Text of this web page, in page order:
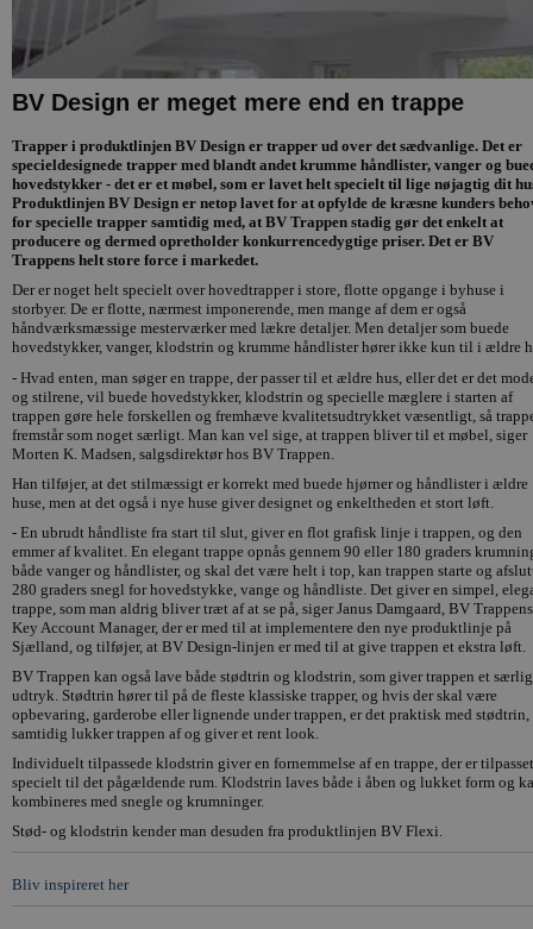
BV Design er meget mere end en trappe
Trapper i produktlinjen BV Design er trapper ud over det sædvanlige. Det er
specieldesignede trapper med blandt andet krumme håndlister, vanger og
hovedstykker - det er et møbel, som er lavet helt specielt til lige nøjagtig dit
Produktlinjen BV Design er netop lavet for at opfylde de kræsne kunders
for specielle trapper samtidig med, at BV Trappen stadig gør det enkelt at
producere og dermed opretholder konkurrencedygtige priser. Det er BV
Trappens helt store force i markedet.
Der er noget helt specielt over hovedtrapper i store, flotte opgange i byhuse i
storbyer. De er flotte, nærmest imponerende, men mange af dem er også
håndværksmæssige mesterværker med lækre detaljer. Men detaljer som buede
hovedstykker, vanger, klodstrin og krumme håndlister hører ikke kun til i ældre
- Hvad enten, man søger en trappe, der passer til et ældre hus, eller det er det
og stilrene, vil buede hovedstykker, klodstrin og specielle mæglere i starten af
trappen gøre hele forskellen og fremhæve kvalitetsudtrykket væsentligt, så
fremstår som noget særligt. Man kan vel sige, at trappen bliver til et møbel, siger
Morten K. Madsen, salgsdirektør hos BV Trappen.
Han tilføjer, at det stilmæssigt er korrekt med buede hjørner og håndlister i ældre
huse, men at det også i nye huse giver designet og enkeltheden et stort løft.
- En ubrudt håndliste fra start til slut, giver en flot grafisk linje i trappen, og den
emmer af kvalitet. En elegant trappe opnås gennem 90 eller 180 graders
både vanger og håndlister, og skal det være helt i top, kan trappen starte og
280 graders snegl for hovedstykke, vange og håndliste. Det giver en simpel,
trappe, som man aldrig bliver træt af at se på, siger Janus Damgaard, BV Trappens
Key Account Manager, der er med til at implementere den nye produktlinje på
Sjælland, og tilføjer, at BV Design-linjen er med til at give trappen et ekstra løft.
BV Trappen kan også lave både stødtrin og klodstrin, som giver trappen et
udtryk. Stødtrin hører til på de fleste klassiske trapper, og hvis der skal være
opbevaring, garderobe eller lignende under trappen, er det praktisk med stødtrin,
samtidig lukker trappen af og giver et rent look.
Individuelt tilpassede klodstrin giver en fornemmelse af en trappe, der er tilpasset
specielt til det pågældende rum. Klodstrin laves både i åben og lukket form og
kombineres med snegle og krumninger.
Stød- og klodstrin kender man desuden fra produktlinjen BV Flexi.
Bliv inspireret her